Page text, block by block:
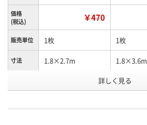
価格
(税込)
￥470
販売単位 1枚 1枚
寸法 1.8×2.7m 1.8×3.6m
P195677
詳しく見る